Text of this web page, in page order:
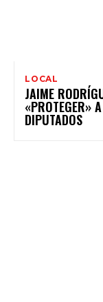
LOCAL
JAIME
«PROTEGER»
DIPUTADOS